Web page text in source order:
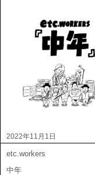
2022年11月1日
etc.workers
中年